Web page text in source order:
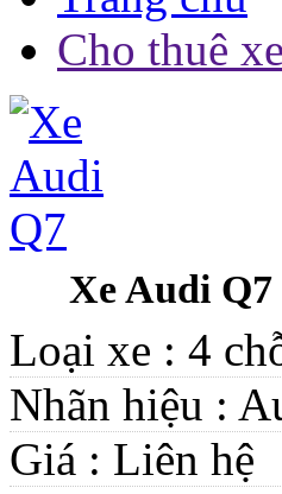
Cho thuê
Xe Audi Q7
Loại xe : 4
Nhãn hiệu :
Giá : Liên hệ